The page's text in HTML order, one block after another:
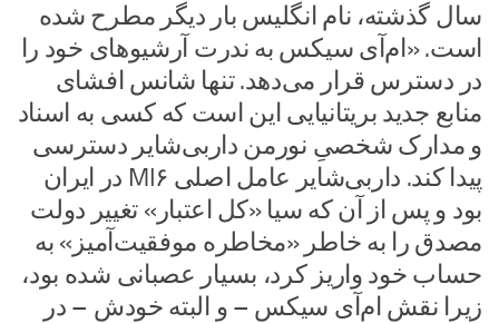
سال گذشته، نام انگلیس بار دیگر مطرح شده
است. «ام‌آی سیکس به ندرت آرشیوهای خود را
در دسترس قرار می‌دهد. تنها شانس افشای
منابع جدید بریتانیایی این است که کسی به اسناد
و مدارک شخصیِ نورمن داربی‌شایر دسترسی
پیدا کند. داربی‌شایر عامل اصلی MI۶ در ایران
بود و پس از آن که سیا «کل اعتبار» تغییر دولت
مصدق را به خاطر «مخاطره موفقیت‌آمیز» به
حساب خود واریز کرد، بسیار عصبانی شده بود،
زیرا نقش ام‌آی سیکس – و البته خودش – در